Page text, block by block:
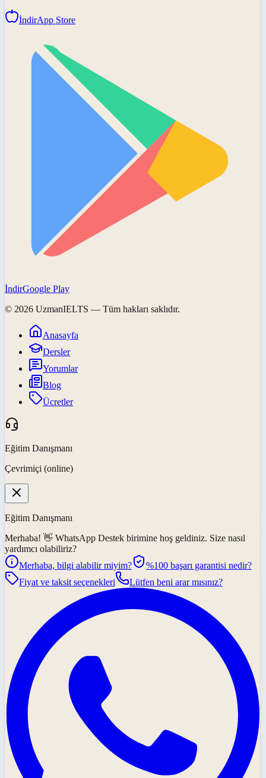
İndirApp Store
İndirGoogle Play
© 2026 UzmanIELTS — Tüm hakları saklıdır.
Anasayfa
Dersler
Yorumlar
Blog
Ücretler
Eğitim Danışmanı
Çevrimiçi (online)
Eğitim Danışmanı
Merhaba! 👋 WhatsApp Destek birimine hoş geldiniz. Size nasıl
yardımcı olabiliriz?
Merhaba, bilgi alabilir miyim?
%100 başarı garantisi nedir?
Fiyat ve taksit seçenekleri
Lütfen beni arar mısınız?